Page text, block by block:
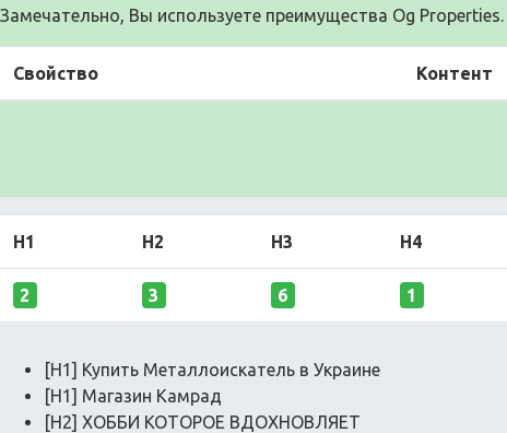
Замечательно, Вы используете преимущества Og Properties.
Свойство Контент
H1 H2 H3 H4
2 3 6 1
[H1] Купить Металлоискатель в Украине
[H1] Магазин Камрад
[H2] ХОББИ КОТОРОЕ ВДОХНОВЛЯЕТ